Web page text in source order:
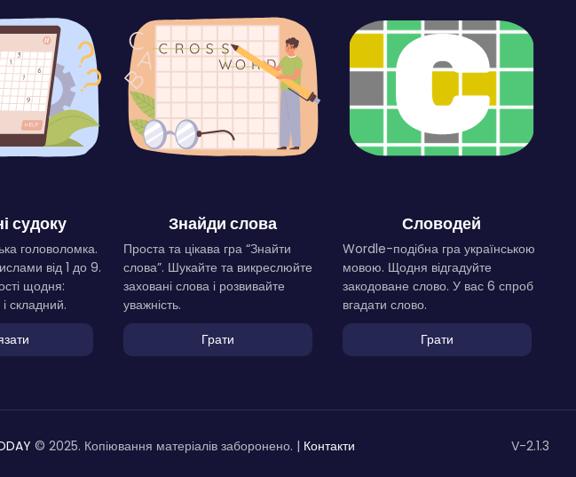
судоку
головоломка.
від 1 до 9.
щодня:
складний.
Знайди слова
Проста та цікава гра “Знайти
слова”. Шукайте та викреслюйте
заховані слова і розвивайте
уважність.
Грати
Словодей
Wordle-подібна гра українською
мовою. Щодня відгадуйте
закодоване слово. У вас 6 спроб
вгадати слово.
Грати
© 2025. Копіювання матеріалів заборонено. | Контакти V-2.1.3